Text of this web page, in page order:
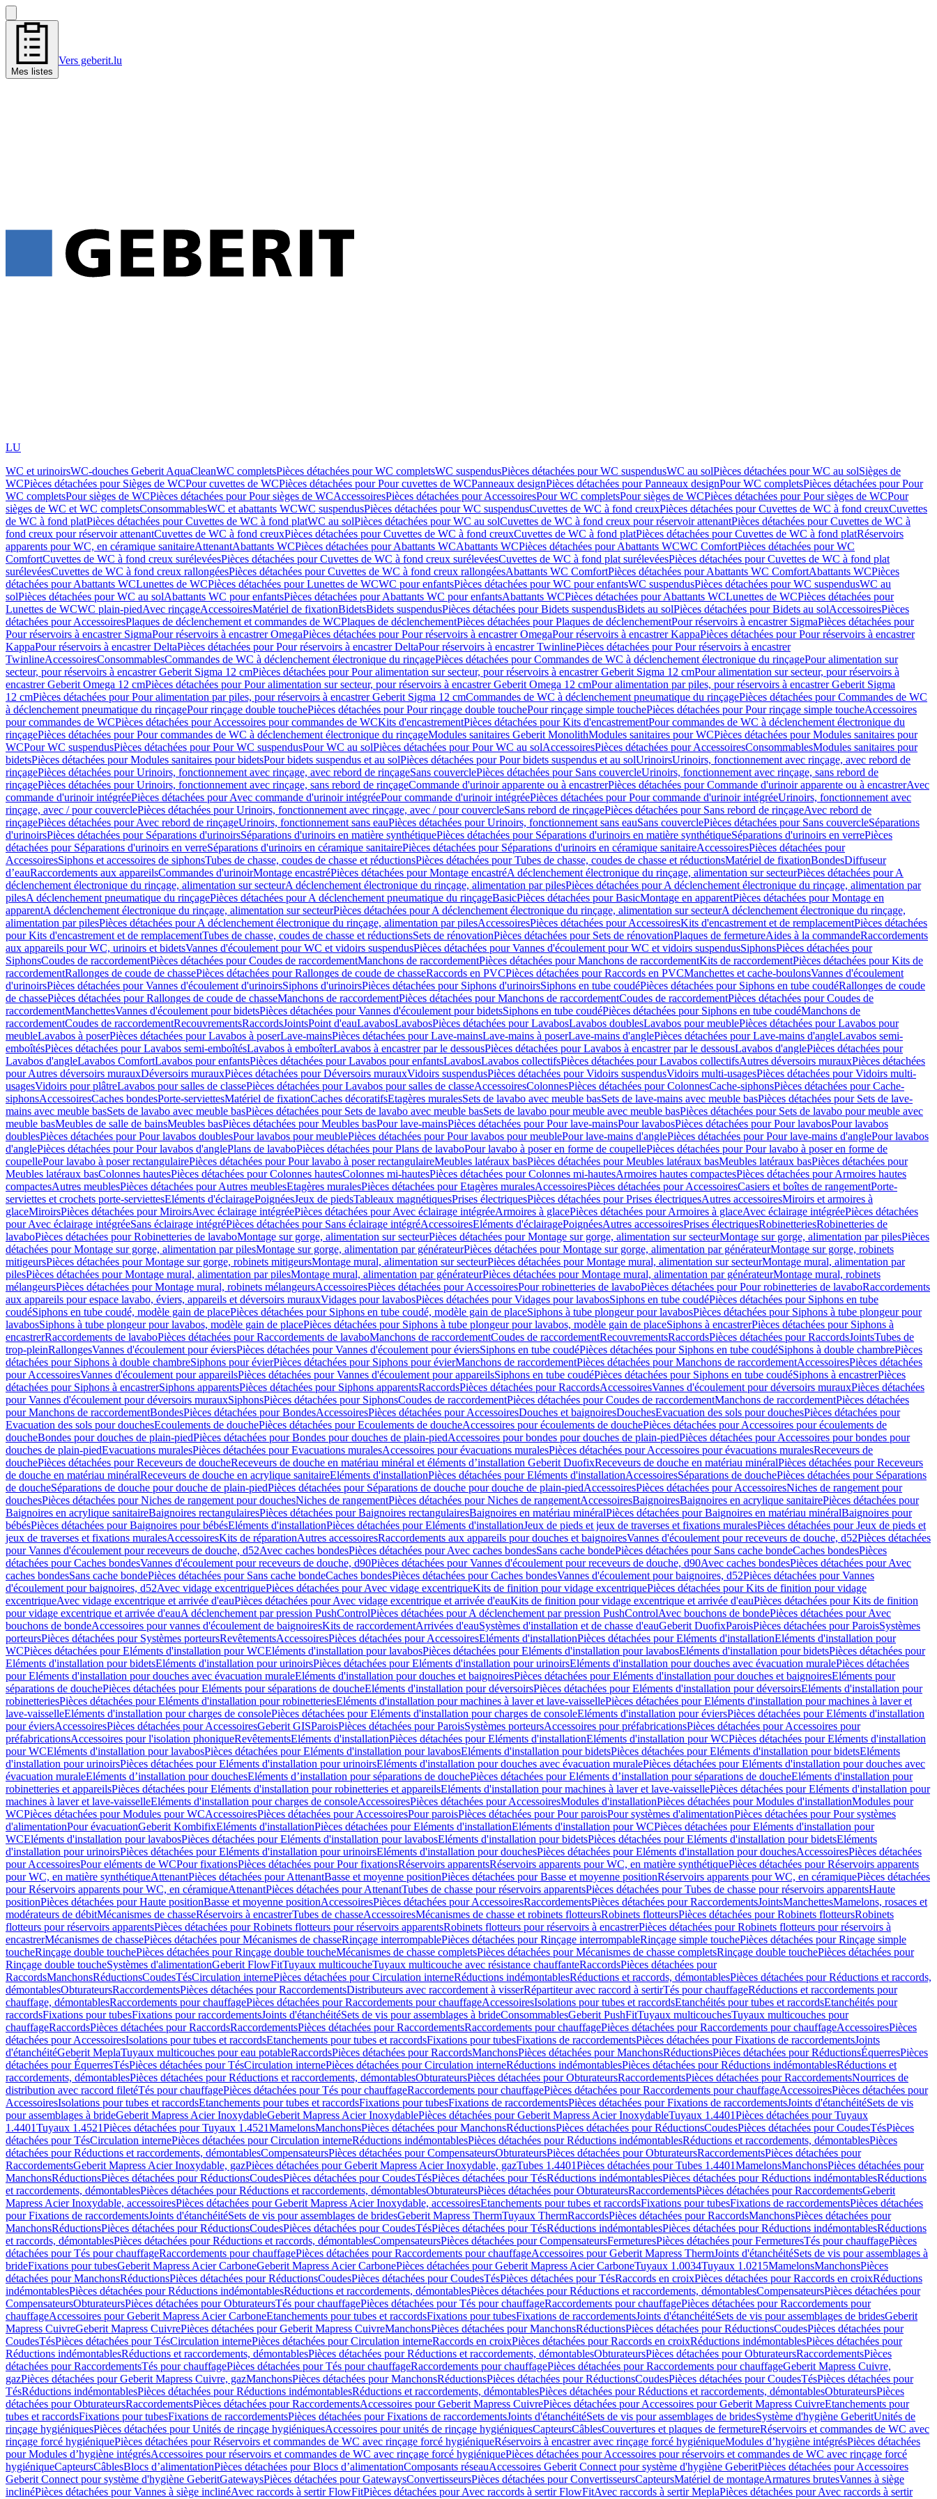
Mes listes
Vers geberit.lu
LU
WC et urinoirsWC-douches Geberit AquaCleanWC completsPièces détachées pour WC completsWC suspendusPièces détachées pour WC suspendusWC au solPièces détachées pour WC au solSièges de
WCPièces détachées pour Sièges de WCPour cuvettes de WCPièces détachées pour Pour cuvettes de WCPanneaux designPièces détachées pour Panneaux designPour WC completsPièces détachées pour Pour
WC completsPour sièges de WCPièces détachées pour Pour sièges de WCAccessoiresPièces détachées pour AccessoiresPour WC completsPour sièges de WCPièces détachées pour Pour sièges de WCPour
sièges de WC et WC completsConsommablesWC et abattants WCWC suspendusPièces détachées pour WC suspendusCuvettes de WC à fond creuxPièces détachées pour Cuvettes de WC à fond creuxCuvettes
de WC à fond platPièces détachées pour Cuvettes de WC à fond platWC au solPièces détachées pour WC au solCuvettes de WC à fond creux pour réservoir attenantPièces détachées pour Cuvettes de WC à
fond creux pour réservoir attenantCuvettes de WC à fond creuxPièces détachées pour Cuvettes de WC à fond creuxCuvettes de WC à fond platPièces détachées pour Cuvettes de WC à fond platRéservoirs
apparents pour WC, en céramique sanitaireAttenantAbattants WCPièces détachées pour Abattants WCAbattants WCPièces détachées pour Abattants WCWC ComfortPièces détachées pour WC
ComfortCuvettes de WC à fond creux surélevéesPièces détachées pour Cuvettes de WC à fond creux surélevéesCuvettes de WC à fond plat surélevéesPièces détachées pour Cuvettes de WC à fond plat
surélevéesCuvettes de WC à fond creux rallongéesPièces détachées pour Cuvettes de WC à fond creux rallongéesAbattants WC ComfortPièces détachées pour Abattants WC ComfortAbattants WCPièces
détachées pour Abattants WCLunettes de WCPièces détachées pour Lunettes de WCWC pour enfantsPièces détachées pour WC pour enfantsWC suspendusPièces détachées pour WC suspendusWC au
solPièces détachées pour WC au solAbattants WC pour enfantsPièces détachées pour Abattants WC pour enfantsAbattants WCPièces détachées pour Abattants WCLunettes de WCPièces détachées pour
Lunettes de WCWC plain-piedAvec rinçageAccessoiresMatériel de fixationBidetsBidets suspendusPièces détachées pour Bidets suspendusBidets au solPièces détachées pour Bidets au solAccessoiresPièces
détachées pour AccessoiresPlaques de déclenchement et commandes de WCPlaques de déclenchementPièces détachées pour Plaques de déclenchementPour réservoirs à encastrer SigmaPièces détachées pour
Pour réservoirs à encastrer SigmaPour réservoirs à encastrer OmegaPièces détachées pour Pour réservoirs à encastrer OmegaPour réservoirs à encastrer KappaPièces détachées pour Pour réservoirs à encastrer
KappaPour réservoirs à encastrer DeltaPièces détachées pour Pour réservoirs à encastrer DeltaPour réservoirs à encastrer TwinlinePièces détachées pour Pour réservoirs à encastrer
TwinlineAccessoiresConsommablesCommandes de WC à déclenchement électronique du rinçagePièces détachées pour Commandes de WC à déclenchement électronique du rinçagePour alimentation sur
secteur, pour réservoirs à encastrer Geberit Sigma 12 cmPièces détachées pour Pour alimentation sur secteur, pour réservoirs à encastrer Geberit Sigma 12 cmPour alimentation sur secteur, pour réservoirs à
encastrer Geberit Omega 12 cmPièces détachées pour Pour alimentation sur secteur, pour réservoirs à encastrer Geberit Omega 12 cmPour alimentation par piles, pour réservoirs à encastrer Geberit Sigma
12 cmPièces détachées pour Pour alimentation par piles, pour réservoirs à encastrer Geberit Sigma 12 cmCommandes de WC à déclenchement pneumatique du rinçagePièces détachées pour Commandes de WC
à déclenchement pneumatique du rinçagePour rinçage double touchePièces détachées pour Pour rinçage double touchePour rinçage simple touchePièces détachées pour Pour rinçage simple toucheAccessoires
pour commandes de WCPièces détachées pour Accessoires pour commandes de WCKits d'encastrementPièces détachées pour Kits d'encastrementPour commandes de WC à déclenchement électronique du
rinçagePièces détachées pour Pour commandes de WC à déclenchement électronique du rinçageModules sanitaires Geberit MonolithModules sanitaires pour WCPièces détachées pour Modules sanitaires pour
WCPour WC suspendusPièces détachées pour Pour WC suspendusPour WC au solPièces détachées pour Pour WC au solAccessoiresPièces détachées pour AccessoiresConsommablesModules sanitaires pour
bidetsPièces détachées pour Modules sanitaires pour bidetsPour bidets suspendus et au solPièces détachées pour Pour bidets suspendus et au solUrinoirsUrinoirs, fonctionnement avec rinçage, avec rebord de
rinçagePièces détachées pour Urinoirs, fonctionnement avec rinçage, avec rebord de rinçageSans couverclePièces détachées pour Sans couvercleUrinoirs, fonctionnement avec rinçage, sans rebord de
rinçagePièces détachées pour Urinoirs, fonctionnement avec rinçage, sans rebord de rinçageCommande d'urinoir apparente ou à encastrerPièces détachées pour Commande d'urinoir apparente ou à encastrerAvec
commande d'urinoir intégréePièces détachées pour Avec commande d'urinoir intégréePour commande d'urinoir intégréePièces détachées pour Pour commande d'urinoir intégréeUrinoirs, fonctionnement avec
rinçage, avec / pour couverclePièces détachées pour Urinoirs, fonctionnement avec rinçage, avec / pour couvercleSans rebord de rinçagePièces détachées pour Sans rebord de rinçageAvec rebord de
rinçagePièces détachées pour Avec rebord de rinçageUrinoirs, fonctionnement sans eauPièces détachées pour Urinoirs, fonctionnement sans eauSans couverclePièces détachées pour Sans couvercleSéparations
d'urinoirsPièces détachées pour Séparations d'urinoirsSéparations d'urinoirs en matière synthétiquePièces détachées pour Séparations d'urinoirs en matière synthétiqueSéparations d'urinoirs en verrePièces
détachées pour Séparations d'urinoirs en verreSéparations d'urinoirs en céramique sanitairePièces détachées pour Séparations d'urinoirs en céramique sanitaireAccessoiresPièces détachées pour
AccessoiresSiphons et accessoires de siphonsTubes de chasse, coudes de chasse et réductionsPièces détachées pour Tubes de chasse, coudes de chasse et réductionsMatériel de fixationBondesDiffuseur
d’eauRaccordements aux appareilsCommandes d'urinoirMontage encastréPièces détachées pour Montage encastréA déclenchement électronique du rinçage, alimentation sur secteurPièces détachées pour A
déclenchement électronique du rinçage, alimentation sur secteurA déclenchement électronique du rinçage, alimentation par pilesPièces détachées pour A déclenchement électronique du rinçage, alimentation par
pilesA déclenchement pneumatique du rinçagePièces détachées pour A déclenchement pneumatique du rinçageBasicPièces détachées pour BasicMontage en apparentPièces détachées pour Montage en
apparentA déclenchement électronique du rinçage, alimentation sur secteurPièces détachées pour A déclenchement électronique du rinçage, alimentation sur secteurA déclenchement électronique du rinçage,
alimentation par pilesPièces détachées pour A déclenchement électronique du rinçage, alimentation par pilesAccessoiresPièces détachées pour AccessoiresKits d'encastrement et de remplacementPièces détachées
pour Kits d'encastrement et de remplacementTubes de chasse, coudes de chasse et réductionsSets de rénovationPièces détachées pour Sets de rénovationPlaques de fermetureAides à la commandeRaccordements
aux appareils pour WC, urinoirs et bidetsVannes d'écoulement pour WC et vidoirs suspendusPièces détachées pour Vannes d'écoulement pour WC et vidoirs suspendusSiphonsPièces détachées pour
SiphonsCoudes de raccordementPièces détachées pour Coudes de raccordementManchons de raccordementPièces détachées pour Manchons de raccordementKits de raccordementPièces détachées pour Kits de
raccordementRallonges de coude de chassePièces détachées pour Rallonges de coude de chasseRaccords en PVCPièces détachées pour Raccords en PVCManchettes et cache-boulonsVannes d'écoulement
d'urinoirsPièces détachées pour Vannes d'écoulement d'urinoirsSiphons d'urinoirsPièces détachées pour Siphons d'urinoirsSiphons en tube coudéPièces détachées pour Siphons en tube coudéRallonges de coude
de chassePièces détachées pour Rallonges de coude de chasseManchons de raccordementPièces détachées pour Manchons de raccordementCoudes de raccordementPièces détachées pour Coudes de
raccordementManchettesVannes d'écoulement pour bidetsPièces détachées pour Vannes d'écoulement pour bidetsSiphons en tube coudéPièces détachées pour Siphons en tube coudéManchons de
raccordementCoudes de raccordementRecouvrementsRaccordsJointsPoint d'eauLavabosLavabosPièces détachées pour LavabosLavabos doublesLavabos pour meublePièces détachées pour Lavabos pour
meubleLavabos à poserPièces détachées pour Lavabos à poserLave-mainsPièces détachées pour Lave-mainsLave-mains à poserLave-mains d'anglePièces détachées pour Lave-mains d'angleLavabos semi-
emboîtésPièces détachées pour Lavabos semi-emboîtésLavabos à emboîterLavabos à encastrer par le dessousPièces détachées pour Lavabos à encastrer par le dessousLavabos d'anglePièces détachées pour
Lavabos d'angleLavabos ComfortLavabos pour enfantsPièces détachées pour Lavabos pour enfantsLavabosLavabos collectifsPièces détachées pour Lavabos collectifsAutres déversoirs murauxPièces détachées
pour Autres déversoirs murauxDéversoirs murauxPièces détachées pour Déversoirs murauxVidoirs suspendusPièces détachées pour Vidoirs suspendusVidoirs multi-usagesPièces détachées pour Vidoirs multi-
usagesVidoirs pour plâtreLavabos pour salles de classePièces détachées pour Lavabos pour salles de classeAccessoiresColonnesPièces détachées pour ColonnesCache-siphonsPièces détachées pour Cache-
siphonsAccessoiresCaches bondesPorte-serviettesMatériel de fixationCaches décoratifsEtagères muralesSets de lavabo avec meuble basSets de lave-mains avec meuble basPièces détachées pour Sets de lave-
mains avec meuble basSets de lavabo avec meuble basPièces détachées pour Sets de lavabo avec meuble basSets de lavabo pour meuble avec meuble basPièces détachées pour Sets de lavabo pour meuble avec
meuble basMeubles de salle de bainsMeubles basPièces détachées pour Meubles basPour lave-mainsPièces détachées pour Pour lave-mainsPour lavabosPièces détachées pour Pour lavabosPour lavabos
doublesPièces détachées pour Pour lavabos doublesPour lavabos pour meublePièces détachées pour Pour lavabos pour meublePour lave-mains d'anglePièces détachées pour Pour lave-mains d'anglePour lavabos
d'anglePièces détachées pour Pour lavabos d'anglePlans de lavaboPièces détachées pour Plans de lavaboPour lavabo à poser en forme de coupellePièces détachées pour Pour lavabo à poser en forme de
coupellePour lavabo à poser rectangulairePièces détachées pour Pour lavabo à poser rectangulaireMeubles latéraux basPièces détachées pour Meubles latéraux basMeubles latéraux basPièces détachées pour
Meubles latéraux basColonnes hautesPièces détachées pour Colonnes hautesColonnes mi-hautesPièces détachées pour Colonnes mi-hautesArmoires hautes compactesPièces détachées pour Armoires hautes
compactesAutres meublesPièces détachées pour Autres meublesEtagères muralesPièces détachées pour Etagères muralesAccessoiresPièces détachées pour AccessoiresCasiers et boîtes de rangementPorte-
serviettes et crochets porte-serviettesEléments d'éclairagePoignéesJeux de piedsTableaux magnétiquesPrises électriquesPièces détachées pour Prises électriquesAutres accessoiresMiroirs et armoires à
glaceMiroirsPièces détachées pour MiroirsAvec éclairage intégréePièces détachées pour Avec éclairage intégréeArmoires à glacePièces détachées pour Armoires à glaceAvec éclairage intégréePièces détachées
pour Avec éclairage intégréeSans éclairage intégréPièces détachées pour Sans éclairage intégréAccessoiresEléments d'éclairagePoignéesAutres accessoiresPrises électriquesRobinetteriesRobinetteries de
lavaboPièces détachées pour Robinetteries de lavaboMontage sur gorge, alimentation sur secteurPièces détachées pour Montage sur gorge, alimentation sur secteurMontage sur gorge, alimentation par pilesPièces
détachées pour Montage sur gorge, alimentation par pilesMontage sur gorge, alimentation par générateurPièces détachées pour Montage sur gorge, alimentation par générateurMontage sur gorge, robinets
mitigeursPièces détachées pour Montage sur gorge, robinets mitigeursMontage mural, alimentation sur secteurPièces détachées pour Montage mural, alimentation sur secteurMontage mural, alimentation par
pilesPièces détachées pour Montage mural, alimentation par pilesMontage mural, alimentation par générateurPièces détachées pour Montage mural, alimentation par générateurMontage mural, robinets
mélangeursPièces détachées pour Montage mural, robinets mélangeursAccessoiresPièces détachées pour AccessoiresPour robinetteries de lavaboPièces détachées pour Pour robinetteries de lavaboRaccordements
aux appareils pour espace lavabo, éviers, appareils et déversoirs murauxVidages pour lavabosPièces détachées pour Vidages pour lavabosSiphons en tube coudéPièces détachées pour Siphons en tube
coudéSiphons en tube coudé, modèle gain de placePièces détachées pour Siphons en tube coudé, modèle gain de placeSiphons à tube plongeur pour lavabosPièces détachées pour Siphons à tube plongeur pour
lavabosSiphons à tube plongeur pour lavabos, modèle gain de placePièces détachées pour Siphons à tube plongeur pour lavabos, modèle gain de placeSiphons à encastrerPièces détachées pour Siphons à
encastrerRaccordements de lavaboPièces détachées pour Raccordements de lavaboManchons de raccordementCoudes de raccordementRecouvrementsRaccordsPièces détachées pour RaccordsJointsTubes de
trop-pleinRallongesVannes d'écoulement pour éviersPièces détachées pour Vannes d'écoulement pour éviersSiphons en tube coudéPièces détachées pour Siphons en tube coudéSiphons à double chambrePièces
détachées pour Siphons à double chambreSiphons pour évierPièces détachées pour Siphons pour évierManchons de raccordementPièces détachées pour Manchons de raccordementAccessoiresPièces détachées
pour AccessoiresVannes d'écoulement pour appareilsPièces détachées pour Vannes d'écoulement pour appareilsSiphons en tube coudéPièces détachées pour Siphons en tube coudéSiphons à encastrerPièces
détachées pour Siphons à encastrerSiphons apparentsPièces détachées pour Siphons apparentsRaccordsPièces détachées pour RaccordsAccessoiresVannes d'écoulement pour déversoirs murauxPièces détachées
pour Vannes d'écoulement pour déversoirs murauxSiphonsPièces détachées pour SiphonsCoudes de raccordementPièces détachées pour Coudes de raccordementManchons de raccordementPièces détachées
pour Manchons de raccordementBondesPièces détachées pour BondesAccessoiresPièces détachées pour AccessoiresDouches et baignoiresDouchesEvacuation des sols pour douchesPièces détachées pour
Evacuation des sols pour douchesEcoulements de douchePièces détachées pour Ecoulements de doucheAccessoires pour écoulements de douchePièces détachées pour Accessoires pour écoulements de
doucheBondes pour douches de plain-piedPièces détachées pour Bondes pour douches de plain-piedAccessoires pour bondes pour douches de plain-piedPièces détachées pour Accessoires pour bondes pour
douches de plain-piedEvacuations muralesPièces détachées pour Evacuations muralesAccessoires pour évacuations muralesPièces détachées pour Accessoires pour évacuations muralesReceveurs de
douchePièces détachées pour Receveurs de doucheReceveurs de douche en matériau minéral et éléments d’installation Geberit DuofixReceveurs de douche en matériau minéralPièces détachées pour Receveurs
de douche en matériau minéralReceveurs de douche en acrylique sanitaireEléments d'installationPièces détachées pour Eléments d'installationAccessoiresSéparations de douchePièces détachées pour Séparations
de doucheSéparations de douche pour douche de plain-piedPièces détachées pour Séparations de douche pour douche de plain-piedAccessoiresPièces détachées pour AccessoiresNiches de rangement pour
douchesPièces détachées pour Niches de rangement pour douchesNiches de rangementPièces détachées pour Niches de rangementAccessoiresBaignoiresBaignoires en acrylique sanitairePièces détachées pour
Baignoires en acrylique sanitaireBaignoires rectangulairesPièces détachées pour Baignoires rectangulairesBaignoires en matériau minéralPièces détachées pour Baignoires en matériau minéralBaignoires pour
bébésPièces détachées pour Baignoires pour bébésEléments d'installationPièces détachées pour Eléments d'installationJeux de pieds et jeux de traverses et fixations muralesPièces détachées pour Jeux de pieds et
jeux de traverses et fixations muralesAccessoiresKits de réparationAutres accessoiresRaccordements aux appareils pour douches et baignoiresVannes d'écoulement pour receveurs de douche, d52Pièces détachées
pour Vannes d'écoulement pour receveurs de douche, d52Avec caches bondesPièces détachées pour Avec caches bondesSans cache bondePièces détachées pour Sans cache bondeCaches bondesPièces
détachées pour Caches bondesVannes d'écoulement pour receveurs de douche, d90Pièces détachées pour Vannes d'écoulement pour receveurs de douche, d90Avec caches bondesPièces détachées pour Avec
caches bondesSans cache bondePièces détachées pour Sans cache bondeCaches bondesPièces détachées pour Caches bondesVannes d'écoulement pour baignoires, d52Pièces détachées pour Vannes
d'écoulement pour baignoires, d52Avec vidage excentriquePièces détachées pour Avec vidage excentriqueKits de finition pour vidage excentriquePièces détachées pour Kits de finition pour vidage
excentriqueAvec vidage excentrique et arrivée d'eauPièces détachées pour Avec vidage excentrique et arrivée d'eauKits de finition pour vidage excentrique et arrivée d'eauPièces détachées pour Kits de finition
pour vidage excentrique et arrivée d'eauA déclenchement par pression PushControlPièces détachées pour A déclenchement par pression PushControlAvec bouchons de bondePièces détachées pour Avec
bouchons de bondeAccessoires pour vannes d'écoulement de baignoiresKits de raccordementArrivées d'eauSystèmes d'installation et de chasse d'eauGeberit DuofixParoisPièces détachées pour ParoisSystèmes
porteursPièces détachées pour Systèmes porteursRevêtementsAccessoiresPièces détachées pour AccessoiresEléments d'installationPièces détachées pour Eléments d'installationEléments d'installation pour
WCPièces détachées pour Eléments d'installation pour WCEléments d'installation pour lavabosPièces détachées pour Eléments d'installation pour lavabosEléments d'installation pour bidetsPièces détachées pour
Eléments d'installation pour bidetsEléments d'installation pour urinoirsPièces détachées pour Eléments d'installation pour urinoirsEléments d'installation pour douches avec évacuation muralePièces détachées
pour Eléments d'installation pour douches avec évacuation muraleEléments d'installation pour douches et baignoiresPièces détachées pour Eléments d'installation pour douches et baignoiresEléments pour
séparations de douchePièces détachées pour Eléments pour séparations de doucheEléments d'installation pour déversoirsPièces détachées pour Eléments d'installation pour déversoirsEléments d'installation pour
robinetteriesPièces détachées pour Eléments d'installation pour robinetteriesEléments d'installation pour machines à laver et lave-vaissellePièces détachées pour Eléments d'installation pour machines à laver et
lave-vaisselleEléments d'installation pour charges de consolePièces détachées pour Eléments d'installation pour charges de consoleEléments d'installation pour éviersPièces détachées pour Eléments d'installation
pour éviersAccessoiresPièces détachées pour AccessoiresGeberit GISParoisPièces détachées pour ParoisSystèmes porteursAccessoires pour préfabricationsPièces détachées pour Accessoires pour
préfabricationsAccessoires pour l'isolation phoniqueRevêtementsEléments d'installationPièces détachées pour Eléments d'installationEléments d'installation pour WCPièces détachées pour Eléments d'installation
pour WCEléments d'installation pour lavabosPièces détachées pour Eléments d'installation pour lavabosEléments d'installation pour bidetsPièces détachées pour Eléments d'installation pour bidetsEléments
d'installation pour urinoirsPièces détachées pour Eléments d'installation pour urinoirsEléments d'installation pour douches avec évacuation muralePièces détachées pour Eléments d'installation pour douches avec
évacuation muraleEléments d’installation pour douchesEléments d’installation pour séparations de douchePièces détachées pour Eléments d’installation pour séparations de doucheEléments d'installation pour
robinetteries et appareilsPièces détachées pour Eléments d'installation pour robinetteries et appareilsEléments d'installation pour machines à laver et lave-vaissellePièces détachées pour Eléments d'installation pour
machines à laver et lave-vaisselleEléments d'installation pour charges de consoleAccessoiresPièces détachées pour AccessoiresModules d'installationPièces détachées pour Modules d'installationModules pour
WCPièces détachées pour Modules pour WCAccessoiresPièces détachées pour AccessoiresPour paroisPièces détachées pour Pour paroisPour systèmes d'alimentationPièces détachées pour Pour systèmes
d'alimentationPour évacuationGeberit KombifixEléments d'installationPièces détachées pour Eléments d'installationEléments d'installation pour WCPièces détachées pour Eléments d'installation pour
WCEléments d'installation pour lavabosPièces détachées pour Eléments d'installation pour lavabosEléments d'installation pour bidetsPièces détachées pour Eléments d'installation pour bidetsEléments
d'installation pour urinoirsPièces détachées pour Eléments d'installation pour urinoirsEléments d'installation pour douchesPièces détachées pour Eléments d'installation pour douchesAccessoiresPièces détachées
pour AccessoiresPour eléments de WCPour fixationsPièces détachées pour Pour fixationsRéservoirs apparentsRéservoirs apparents pour WC, en matière synthétiquePièces détachées pour Réservoirs apparents
pour WC, en matière synthétiqueAttenantPièces détachées pour AttenantBasse et moyenne positionPièces détachées pour Basse et moyenne positionRéservoirs apparents pour WC, en céramiquePièces détachées
pour Réservoirs apparents pour WC, en céramiqueAttenantPièces détachées pour AttenantTubes de chasse pour réservoirs apparentsPièces détachées pour Tubes de chasse pour réservoirs apparentsHaute
positionPièces détachées pour Haute positionBasse et moyenne positionAccessoiresPièces détachées pour AccessoiresRaccordementsPièces détachées pour RaccordementsJointsManchettesMamelons, rosaces et
modérateurs de débitMécanismes de chasseRéservoirs à encastrerTubes de chasseAccessoiresMécanismes de chasse et robinets flotteursRobinets flotteursPièces détachées pour Robinets flotteursRobinets
flotteurs pour réservoirs apparentsPièces détachées pour Robinets flotteurs pour réservoirs apparentsRobinets flotteurs pour réservoirs à encastrerPièces détachées pour Robinets flotteurs pour réservoirs à
encastrerMécanismes de chassePièces détachées pour Mécanismes de chasseRinçage interrompablePièces détachées pour Rinçage interrompableRinçage simple touchePièces détachées pour Rinçage simple
toucheRinçage double touchePièces détachées pour Rinçage double toucheMécanismes de chasse completsPièces détachées pour Mécanismes de chasse completsRinçage double touchePièces détachées pour
Rinçage double toucheSystèmes d'alimentationGeberit FlowFitTuyaux multicoucheTuyaux multicouche avec résistance chauffanteRaccordsPièces détachées pour
RaccordsManchonsRéductionsCoudesTésCirculation internePièces détachées pour Circulation interneRéductions indémontablesRéductions et raccords, démontablesPièces détachées pour Réductions et raccords,
démontablesObturateursRaccordementsPièces détachées pour RaccordementsDistributeurs avec raccordement à visserRépartiteur avec raccord à sertirTés pour chauffageRéductions et raccordements pour
chauffage, démontablesRaccordements pour chauffagePièces détachées pour Raccordements pour chauffageAccessoiresIsolations pour tubes et raccordsEtanchéités pour tubes et raccordsEtanchéités pour
raccordsFixations pour tubesFixations pour raccordementsJoints d'étanchéitéSets de vis pour assemblages à brideConsommablesGeberit PushFitTuyaux multicouchesTuyaux multicouches pour
chauffageRaccordsPièces détachées pour RaccordsRaccordementsPièces détachées pour RaccordementsRaccordements pour chauffagePièces détachées pour Raccordements pour chauffageAccessoiresPièces
détachées pour AccessoiresIsolations pour tubes et raccordsEtanchements pour tubes et raccordsFixations pour tubesFixations de raccordementsPièces détachées pour Fixations de raccordementsJoints
d'étanchéitéGeberit MeplaTuyaux multicouches pour eau potableRaccordsPièces détachées pour RaccordsManchonsPièces détachées pour ManchonsRéductionsPièces détachées pour RéductionsÉquerresPièces
détachées pour ÉquerresTésPièces détachées pour TésCirculation internePièces détachées pour Circulation interneRéductions indémontablesPièces détachées pour Réductions indémontablesRéductions et
raccordements, démontablesPièces détachées pour Réductions et raccordements, démontablesObturateursPièces détachées pour ObturateursRaccordementsPièces détachées pour RaccordementsNourrices de
distribution avec raccord filetéTés pour chauffagePièces détachées pour Tés pour chauffageRaccordements pour chauffagePièces détachées pour Raccordements pour chauffageAccessoiresPièces détachées pour
AccessoiresIsolations pour tubes et raccordsEtanchements pour tubes et raccordsFixations pour tubesFixations de raccordementsPièces détachées pour Fixations de raccordementsJoints d'étanchéitéSets de vis
pour assemblages à brideGeberit Mapress Acier InoxydableGeberit Mapress Acier InoxydablePièces détachées pour Geberit Mapress Acier InoxydableTuyaux 1.4401Pièces détachées pour Tuyaux
1.4401Tuyaux 1.4521Pièces détachées pour Tuyaux 1.4521MamelonsManchonsPièces détachées pour ManchonsRéductionsPièces détachées pour RéductionsCoudesPièces détachées pour CoudesTésPièces
détachées pour TésCirculation internePièces détachées pour Circulation interneRéductions indémontablesPièces détachées pour Réductions indémontablesRéductions et raccordements, démontablesPièces
détachées pour Réductions et raccordements, démontablesCompensateursPièces détachées pour CompensateursObturateursPièces détachées pour ObturateursRaccordementsPièces détachées pour
RaccordementsGeberit Mapress Acier Inoxydable, gazPièces détachées pour Geberit Mapress Acier Inoxydable, gazTubes 1.4401Pièces détachées pour Tubes 1.4401MamelonsManchonsPièces détachées pour
ManchonsRéductionsPièces détachées pour RéductionsCoudesPièces détachées pour CoudesTésPièces détachées pour TésRéductions indémontablesPièces détachées pour Réductions indémontablesRéductions
et raccordements, démontablesPièces détachées pour Réductions et raccordements, démontablesObturateursPièces détachées pour ObturateursRaccordementsPièces détachées pour RaccordementsGeberit
Mapress Acier Inoxydable, accessoiresPièces détachées pour Geberit Mapress Acier Inoxydable, accessoiresEtanchements pour tubes et raccordsFixations pour tubesFixations de raccordementsPièces détachées
pour Fixations de raccordementsJoints d'étanchéitéSets de vis pour assemblages de bridesGeberit Mapress ThermTuyaux ThermRaccordsPièces détachées pour RaccordsManchonsPièces détachées pour
ManchonsRéductionsPièces détachées pour RéductionsCoudesPièces détachées pour CoudesTésPièces détachées pour TésRéductions indémontablesPièces détachées pour Réductions indémontablesRéductions
et raccords, démontablesPièces détachées pour Réductions et raccords, démontablesCompensateursPièces détachées pour CompensateursFermeturesPièces détachées pour FermeturesTés pour chauffagePièces
détachées pour Tés pour chauffageRaccordements pour chauffagePièces détachées pour Raccordements pour chauffageAccessoires pour Geberit Mapress ThermJoints d'étanchéitéSets de vis pour assemblages à
brideFixations pour tubesGeberit Mapress Acier CarboneGeberit Mapress Acier CarbonePièces détachées pour Geberit Mapress Acier CarboneTuyaux 1.0034Tuyaux 1.0215MamelonsManchonsPièces
détachées pour ManchonsRéductionsPièces détachées pour RéductionsCoudesPièces détachées pour CoudesTésPièces détachées pour TésRaccords en croixPièces détachées pour Raccords en croixRéductions
indémontablesPièces détachées pour Réductions indémontablesRéductions et raccordements, démontablesPièces détachées pour Réductions et raccordements, démontablesCompensateursPièces détachées pour
CompensateursObturateursPièces détachées pour ObturateursTés pour chauffagePièces détachées pour Tés pour chauffageRaccordements pour chauffagePièces détachées pour Raccordements pour
chauffageAccessoires pour Geberit Mapress Acier CarboneEtanchements pour tubes et raccordsFixations pour tubesFixations de raccordementsJoints d'étanchéitéSets de vis pour assemblages de bridesGeberit
Mapress CuivreGeberit Mapress CuivrePièces détachées pour Geberit Mapress CuivreManchonsPièces détachées pour ManchonsRéductionsPièces détachées pour RéductionsCoudesPièces détachées pour
CoudesTésPièces détachées pour TésCirculation internePièces détachées pour Circulation interneRaccords en croixPièces détachées pour Raccords en croixRéductions indémontablesPièces détachées pour
Réductions indémontablesRéductions et raccordements, démontablesPièces détachées pour Réductions et raccordements, démontablesObturateursPièces détachées pour ObturateursRaccordementsPièces
détachées pour RaccordementsTés pour chauffagePièces détachées pour Tés pour chauffageRaccordements pour chauffagePièces détachées pour Raccordements pour chauffageGeberit Mapress Cuivre,
gazPièces détachées pour Geberit Mapress Cuivre, gazManchonsPièces détachées pour ManchonsRéductionsPièces détachées pour RéductionsCoudesPièces détachées pour CoudesTésPièces détachées pour
TésRéductions indémontablesPièces détachées pour Réductions indémontablesRéductions et raccordements, démontablesPièces détachées pour Réductions et raccordements, démontablesObturateursPièces
détachées pour ObturateursRaccordementsPièces détachées pour RaccordementsAccessoires pour Geberit Mapress CuivrePièces détachées pour Accessoires pour Geberit Mapress CuivreEtanchements pour
tubes et raccordsFixations pour tubesFixations de raccordementsPièces détachées pour Fixations de raccordementsJoints d'étanchéitéSets de vis pour assemblages de bridesSystème d'hygiène GeberitUnités de
rinçage hygiéniquesPièces détachées pour Unités de rinçage hygiéniquesAccessoires pour unités de rinçage hygiéniquesCapteursCâblesCouvertures et plaques de fermetureRéservoirs et commandes de WC avec
rinçage forcé hygiéniquePièces détachées pour Réservoirs et commandes de WC avec rinçage forcé hygiéniqueRéservoirs à encastrer avec rinçage forcé hygiéniqueModules d’hygiène intégrésPièces détachées
pour Modules d’hygiène intégrésAccessoires pour réservoirs et commandes de WC avec rinçage forcé hygiéniquePièces détachées pour Accessoires pour réservoirs et commandes de WC avec rinçage forcé
hygiéniqueCapteursCâblesBlocs d’alimentationPièces détachées pour Blocs d’alimentationComposants réseauAccessoires Geberit Connect pour système d'hygiène GeberitPièces détachées pour Accessoires
Geberit Connect pour système d'hygiène GeberitGatewaysPièces détachées pour GatewaysConvertisseursPièces détachées pour ConvertisseursCapteursMatériel de montageArmatures brutesVannes à siège
inclinéPièces détachées pour Vannes à siège inclinéAvec raccords à sertir FlowFitPièces détachées pour Avec raccords à sertir FlowFitAvec raccords à sertir MeplaPièces détachées pour Avec raccords à sertir